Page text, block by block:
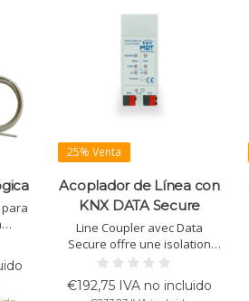
de
25% Venta
Acoplador de Línea con
KNX DATA Secure
Line Coupler avec Data
Secure offre une isolation
électrique, prend en charge
les adresses de groupe
étendues et KNX Data
€192,75 IVA no incluido